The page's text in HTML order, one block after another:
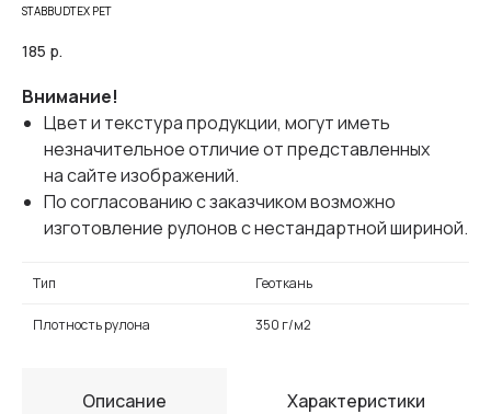
STABBUDTEX PET
185 р.
Внимание!
Цвет и текстура продукции, могут иметь
незначительное отличие от представленных
на сайте изображений.
По согласованию с заказчиком возможно
изготовление рулонов с нестандартной шириной.
Тип Геоткань
Плотность рулона 350 г/м2
Описание Характеристики